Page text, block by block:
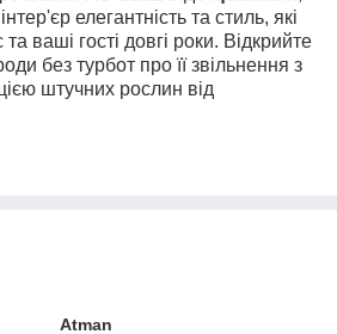
елегантність та стиль, які
ваші гості довгі роки. Відкрийте
без турбот про її звільнення з
штучних рослин від
Atman